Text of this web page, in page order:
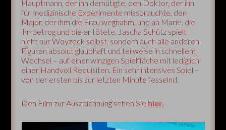
Hauptmann, der ihn demütigte, den Doktor, der ihn
für medizinische Experimente missbrauchte, den
Major, der ihm die Frau wegnahm, und an Marie, die
ihn betrog und die er tötete. Jascha Schütz spielt
nicht nur Woyzeck selbst, sondern auch alle anderen
Figuren absolut glaubhaft und teilweise in schnellem
Wechsel – auf einer winzigen Spielfläche mit lediglich
einer Handvoll Requisiten. Ein sehr intensives Spiel –
von der ersten bis zur letzten Minute fesselnd.
Den Film zur Auszeichnung sehen Sie hier.